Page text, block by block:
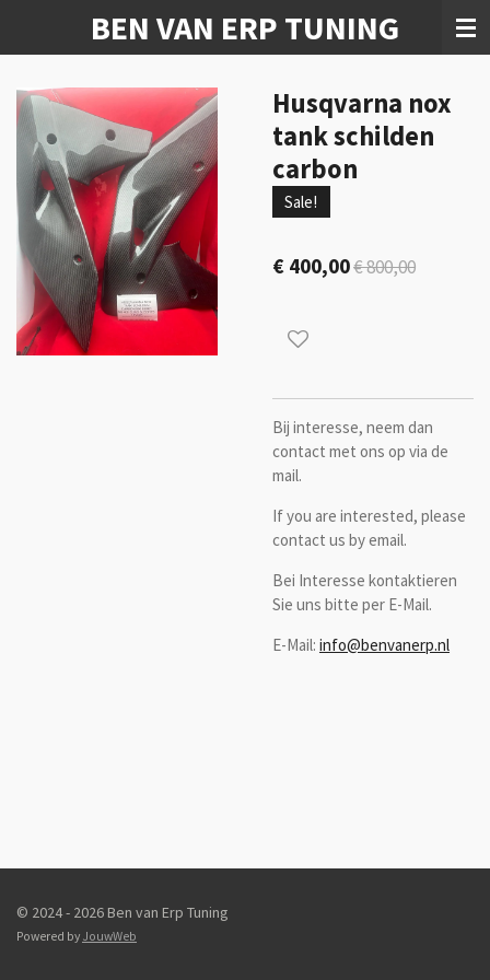
de
hoofdinhoud
BEN VAN ERP TUNING
Husqvarna nox
tank schilden
carbon
Sale!
€ 400,00€ 800,00
Bij interesse, neem dan
contact met ons op via de
mail.
If you are interested, please
contact us by email.
Bei Interesse kontaktieren
Sie uns bitte per E-Mail.
E-Mail: info@benvanerp.nl
© 2024 - 2026 Ben van Erp Tuning
Powered by JouwWeb